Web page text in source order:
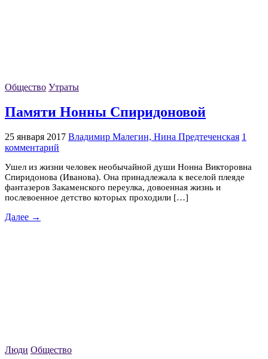
Общество Утраты
Памяти Нонны Спиридоновой
25 января 2017 Владимир Малегин, Нина Предтеченская 1
комментарий
Ушел из жизни человек необычайной души Нонна Викторовна
Спиридонова (Иванова). Она принадлежала к веселой плеяде
фантазеров Закаменского переулка, довоенная жизнь и
послевоенное детство которых проходили […]
Далее →
Люди Общество